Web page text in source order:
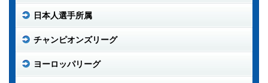
日本人選手所属
チャンピオンズリーグ
ヨーロッパリーグ